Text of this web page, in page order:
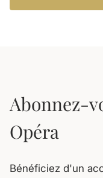
Abonnez-
Opéra
Bénéficiez d'un